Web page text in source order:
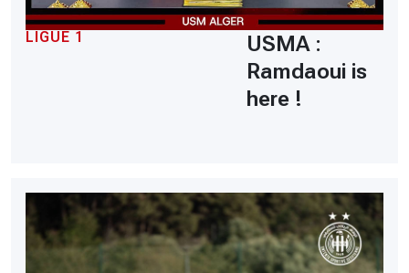
LIGUE 1
USMA :
Ramdaoui is
here !